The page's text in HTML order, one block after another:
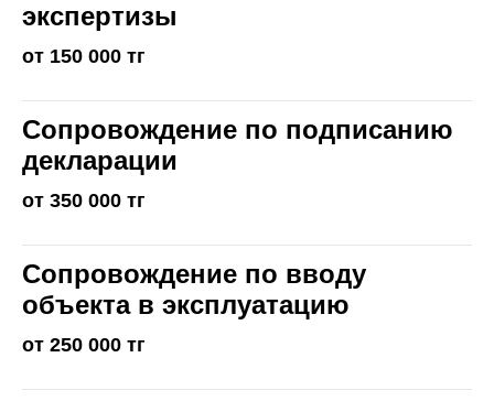
экспертизы
от 150 000 тг
Сопровождение по подписанию
декларации
от 350 000 тг
Сопровождение по вводу
объекта в эксплуатацию
от 250 000 тг